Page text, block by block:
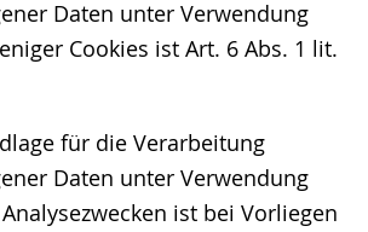
Daten unter Verwendung
Cookies ist Art. 6 Abs. 1 lit.
für die Verarbeitung
Daten unter Verwendung
ist bei Vorliegen